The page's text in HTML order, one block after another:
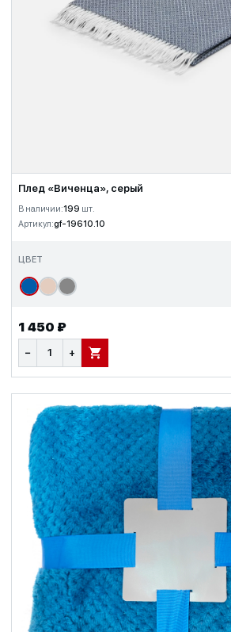
Плед «Виченца», серый
В наличии:199 шт.
Артикул:gf-19610.10
ЦВЕТ
1 450 ₽
− + В КОРЗИНУ